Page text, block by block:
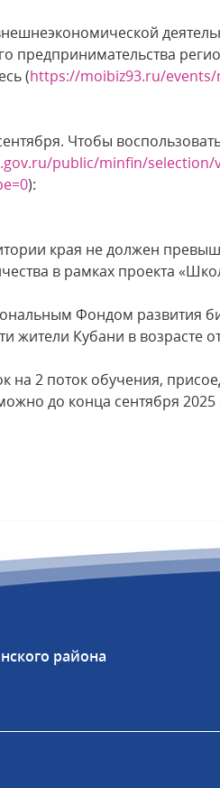
предпринимательства
(https://moibiz93.ru/
Чтобы
public/minfin/selection/
):
края не должен
в рамках проекта
Фондом развития
жители Кубани в возрасте
на 2 поток обучения,
до конца сентября 2025
района